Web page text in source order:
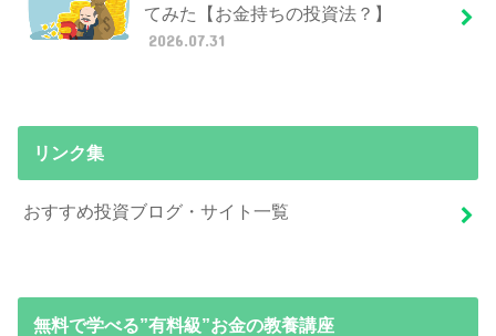
てみた【お金持ちの投資法？】
2026.07.31
リンク集
おすすめ投資ブログ・サイト一覧
無料で学べる”有料級”お金の教養講座